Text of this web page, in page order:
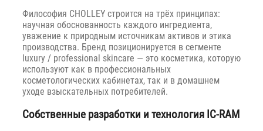
Философия CHOLLEY строится на трёх принципах:
научная обоснованность каждого ингредиента,
уважение к природным источникам активов и этика
производства. Бренд позиционируется в сегменте
luxury / professional skincare — это косметика, которую
используют как в профессиональных
косметологических кабинетах, так и в домашнем
уходе взыскательных потребителей.
Собственные разработки и технология IC-RAM